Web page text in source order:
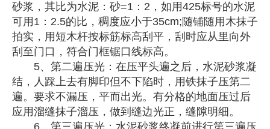
砂浆，其比为水泥：砂=1：2，如用425标号的水泥
可用1：2.5的比，稠度应小于35cm;随铺随用木抹子
拍实，用短木杆按标筋标高刮平，刮时应从里向外
刮至门口，符合门框锯口线标高。
5、第二遍压光：在压平头遍之后，水泥砂浆凝
结，人踩上去有脚印但不下陷时，用铁抹子压第二
遍。要求不漏压，平而出光。有分格的地面压过后
应用溜缝抹子溜压，做到缝边光正，缝隙明细。